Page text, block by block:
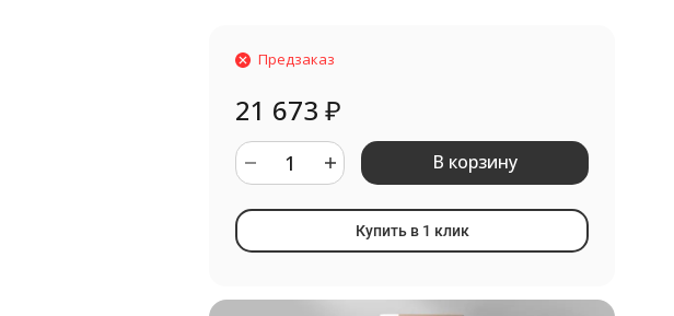
Предзаказ
21 673₽
В корзину
Купить в 1 клик